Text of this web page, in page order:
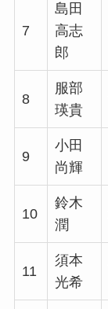
7
島田
高志
郎
8
服部
瑛貴
9
小田
尚輝
10
鈴木
潤
11
須本
光希